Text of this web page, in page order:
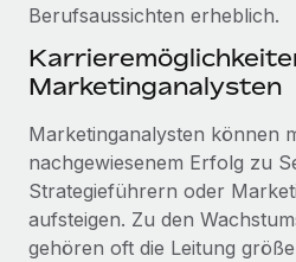
Berufsaussichten erheblich.
Marketinganalysten
Marketinganalysten können
nachgewiesenem Erfolg zu
Strategieführern oder
aufsteigen. Zu den
gehören oft die Leitung